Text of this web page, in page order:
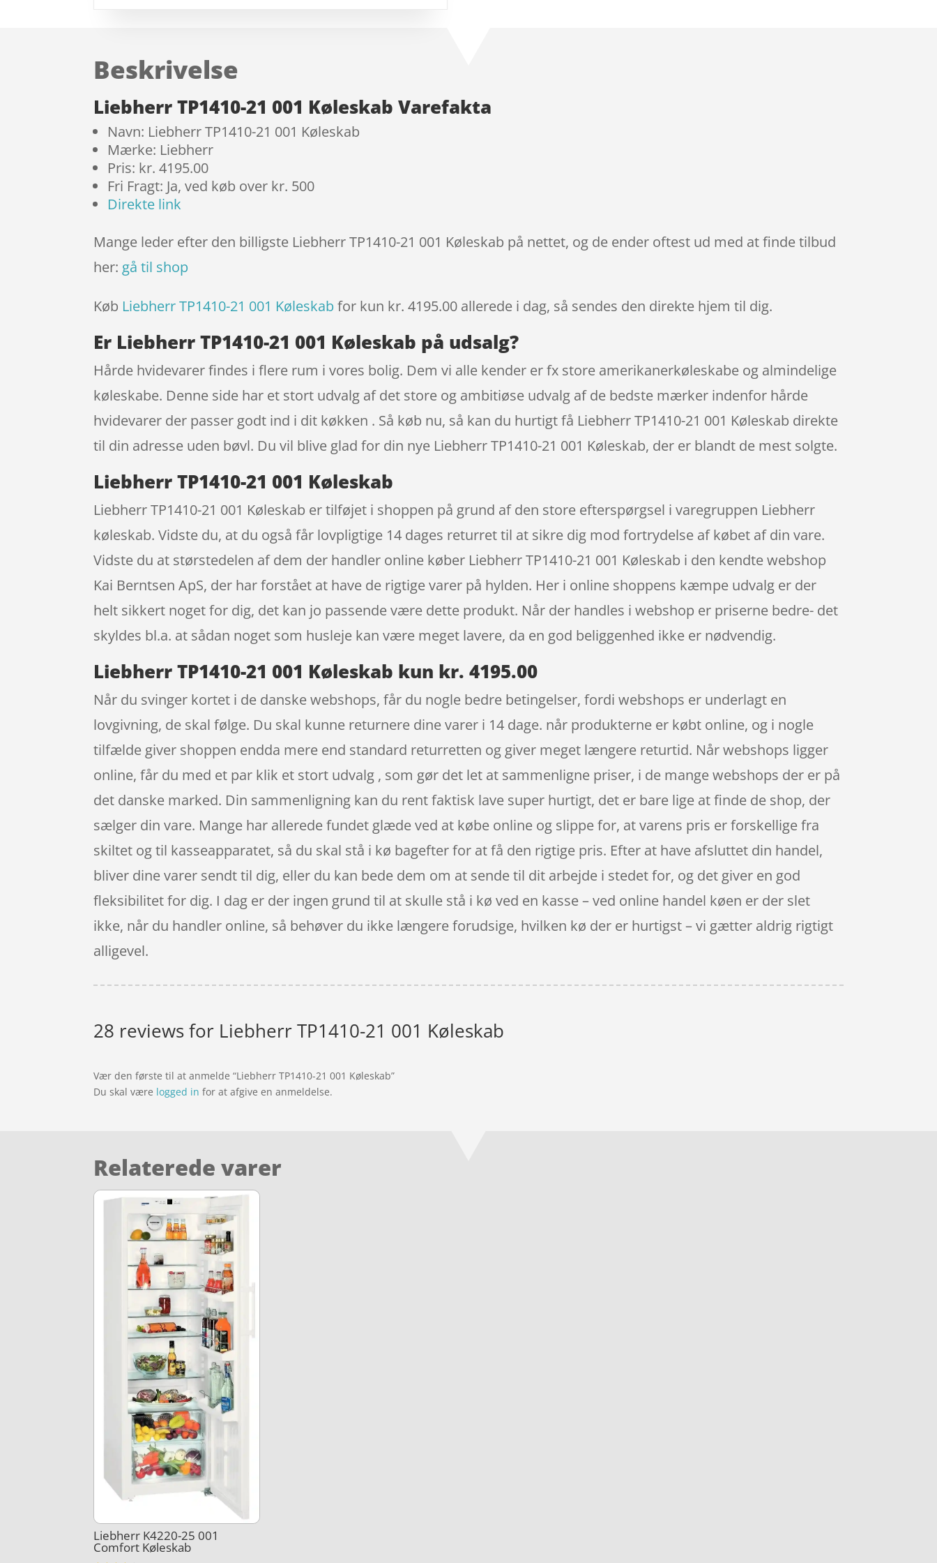
Beskrivelse
Liebherr TP1410-21 001 Køleskab Varefakta
Navn: Liebherr TP1410-21 001 Køleskab
Mærke: Liebherr
Pris: kr. 4195.00
Fri Fragt: Ja, ved køb over kr. 500
Direkte link
Mange leder efter den billigste Liebherr TP1410-21 001 Køleskab på nettet, og de ender oftest ud med at finde tilbud
her: gå til shop
Køb Liebherr TP1410-21 001 Køleskab for kun kr. 4195.00 allerede i dag, så sendes den direkte hjem til dig.
Er Liebherr TP1410-21 001 Køleskab på udsalg?
Hårde hvidevarer findes i flere rum i vores bolig. Dem vi alle kender er fx store amerikanerkøleskabe og almindelige
køleskabe. Denne side har et stort udvalg af det store og ambitiøse udvalg af de bedste mærker indenfor hårde
hvidevarer der passer godt ind i dit køkken . Så køb nu, så kan du hurtigt få Liebherr TP1410-21 001 Køleskab direkte
til din adresse uden bøvl. Du vil blive glad for din nye Liebherr TP1410-21 001 Køleskab, der er blandt de mest solgte.
Liebherr TP1410-21 001 Køleskab
Liebherr TP1410-21 001 Køleskab er tilføjet i shoppen på grund af den store efterspørgsel i varegruppen Liebherr
køleskab. Vidste du, at du også får lovpligtige 14 dages returret til at sikre dig mod fortrydelse af købet af din vare.
Vidste du at størstedelen af dem der handler online køber Liebherr TP1410-21 001 Køleskab i den kendte webshop
Kai Berntsen ApS, der har forstået at have de rigtige varer på hylden. Her i online shoppens kæmpe udvalg er der
helt sikkert noget for dig, det kan jo passende være dette produkt. Når der handles i webshop er priserne bedre- det
skyldes bl.a. at sådan noget som husleje kan være meget lavere, da en god beliggenhed ikke er nødvendig.
Liebherr TP1410-21 001 Køleskab kun kr. 4195.00
Når du svinger kortet i de danske webshops, får du nogle bedre betingelser, fordi webshops er underlagt en
lovgivning, de skal følge. Du skal kunne returnere dine varer i 14 dage. når produkterne er købt online, og i nogle
tilfælde giver shoppen endda mere end standard returretten og giver meget længere returtid. Når webshops ligger
online, får du med et par klik et stort udvalg , som gør det let at sammenligne priser, i de mange webshops der er på
det danske marked. Din sammenligning kan du rent faktisk lave super hurtigt, det er bare lige at finde de shop, der
sælger din vare. Mange har allerede fundet glæde ved at købe online og slippe for, at varens pris er forskellige fra
skiltet og til kasseapparatet, så du skal stå i kø bagefter for at få den rigtige pris. Efter at have afsluttet din handel,
bliver dine varer sendt til dig, eller du kan bede dem om at sende til dit arbejde i stedet for, og det giver en god
fleksibilitet for dig. I dag er der ingen grund til at skulle stå i kø ved en kasse – ved online handel køen er der slet
ikke, når du handler online, så behøver du ikke længere forudsige, hvilken kø der er hurtigst – vi gætter aldrig rigtigt
alligevel.
28 reviews for Liebherr TP1410-21 001 Køleskab
Vær den første til at anmelde “Liebherr TP1410-21 001 Køleskab”
Du skal være logged in for at afgive en anmeldelse.
Relaterede varer
Liebherr K4220-25 001
Comfort Køleskab